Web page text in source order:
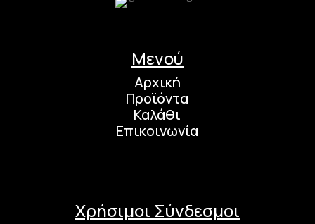
Μενού
Αρχική
Προϊόντα
Καλάθι
Επικοινωνία
Χρήσιμοι Σύνδεσμοι